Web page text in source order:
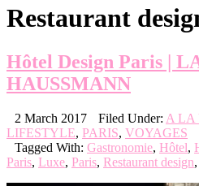
Restaurant
Hôtel Design Paris |
HAUSSMANN
2 March 2017 Filed Under: A LA
LIFESTYLE, PARIS, VOYAGES
Tagged With: Gastronomie, Hôtel,
Paris, Luxe, Paris, Restaurant design,